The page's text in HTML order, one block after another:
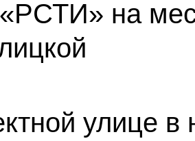
на
улице